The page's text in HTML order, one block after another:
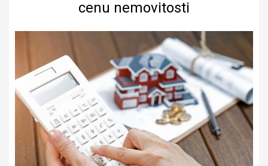
cenu nemovitosti